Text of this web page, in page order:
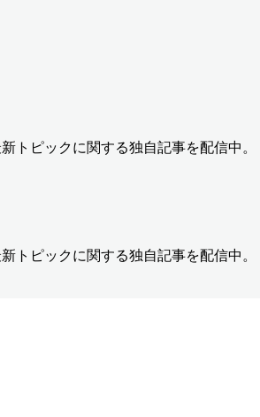
トピックに関する独自記事を配信中。
トピックに関する独自記事を配信中。